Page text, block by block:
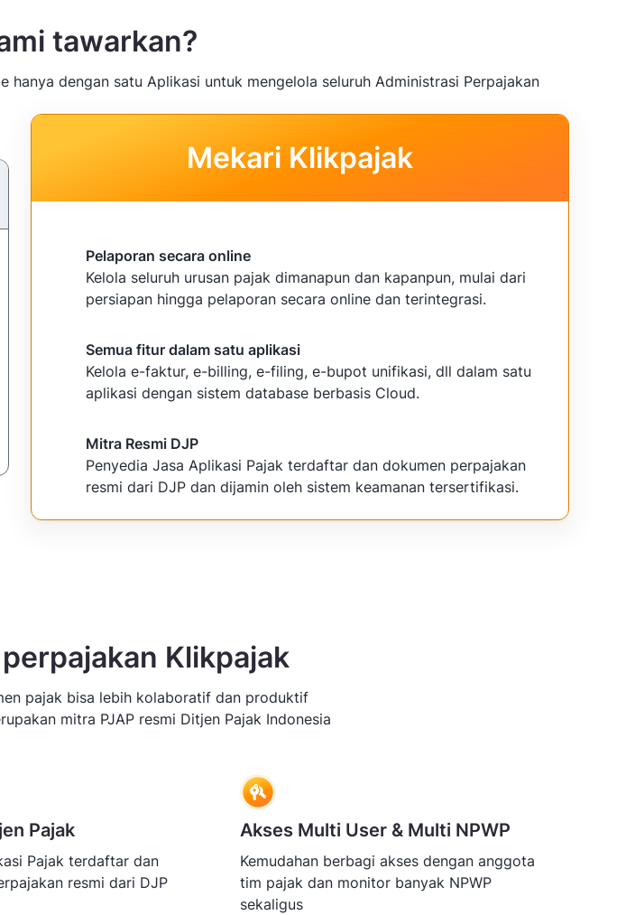
tawarkan?
dengan satu Aplikasi untuk mengelola seluruh Administrasi Perpajakan
Mekari Klikpajak
Pelaporan secara online
Kelola seluruh urusan pajak dimanapun dan kapanpun, mulai dari
persiapan hingga pelaporan secara online dan terintegrasi.
Semua fitur dalam satu aplikasi
Kelola e-faktur, e-billing, e-filing, e-bupot unifikasi, dll dalam satu
aplikasi dengan sistem database berbasis Cloud.
Mitra Resmi DJP
Penyedia Jasa Aplikasi Pajak terdaftar dan dokumen perpajakan
resmi dari DJP dan dijamin oleh sistem keamanan tersertifikasi.
Klikpajak
pajak bisa lebih kolaboratif dan produktif
mitra PJAP resmi Ditjen Pajak Indonesia
Pajak
Pajak terdaftar dan
resmi dari DJP
Akses Multi User & Multi NPWP
Kemudahan berbagi akses dengan anggota
tim pajak dan monitor banyak NPWP
sekaligus